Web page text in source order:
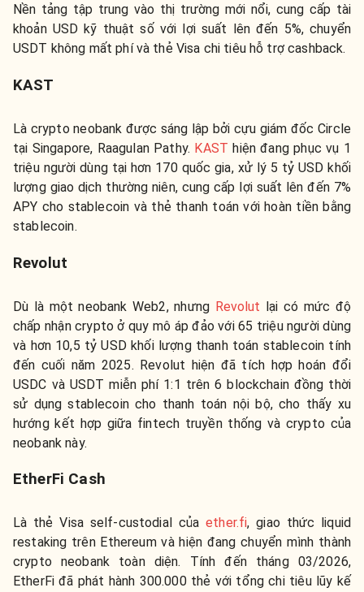
Nền tảng tập trung vào thị trường mới nổi, cung cấp tài
khoản USD kỹ thuật số với lợi suất lên đến 5%, chuyển
USDT không mất phí và thẻ Visa chi tiêu hỗ trợ cashback.
KAST
Là crypto neobank được sáng lập bởi cựu giám đốc Circle
tại Singapore, Raagulan Pathy. KAST hiện đang phục vụ 1
triệu người dùng tại hơn 170 quốc gia, xử lý 5 tỷ USD khối
lượng giao dịch thường niên, cung cấp lợi suất lên đến 7%
APY cho stablecoin và thẻ thanh toán với hoàn tiền bằng
stablecoin.
Revolut
Dù là một neobank Web2, nhưng Revolut lại có mức độ
chấp nhận crypto ở quy mô áp đảo với 65 triệu người dùng
và hơn 10,5 tỷ USD khối lượng thanh toán stablecoin tính
đến cuối năm 2025. Revolut hiện đã tích hợp hoán đổi
USDC và USDT miễn phí 1:1 trên 6 blockchain đồng thời
sử dụng stablecoin cho thanh toán nội bộ, cho thấy xu
hướng kết hợp giữa fintech truyền thống và crypto của
neobank này.
EtherFi Cash
Là thẻ Visa self-custodial củaether.fi, giao thức liquid
restaking trên Ethereum và hiện đang chuyển mình thành
crypto neobank toàn diện. Tính đến tháng 03/2026,
EtherFi đã phát hành 300.000 thẻ với tổng chi tiêu lũy kế